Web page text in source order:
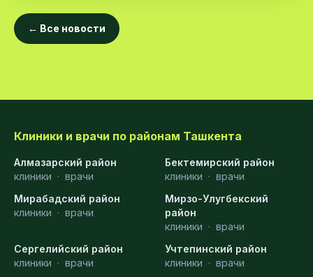
← Все новости
Клиники и врачи по районам Ташкента
Алмазарский район
клиники · врачи
Бектемирский район
клиники · врачи
Мирабадский район
клиники · врачи
Мирзо-Улугбекский
район
клиники · врачи
Сергелийский район
клиники · врачи
Учтепинский район
клиники · врачи